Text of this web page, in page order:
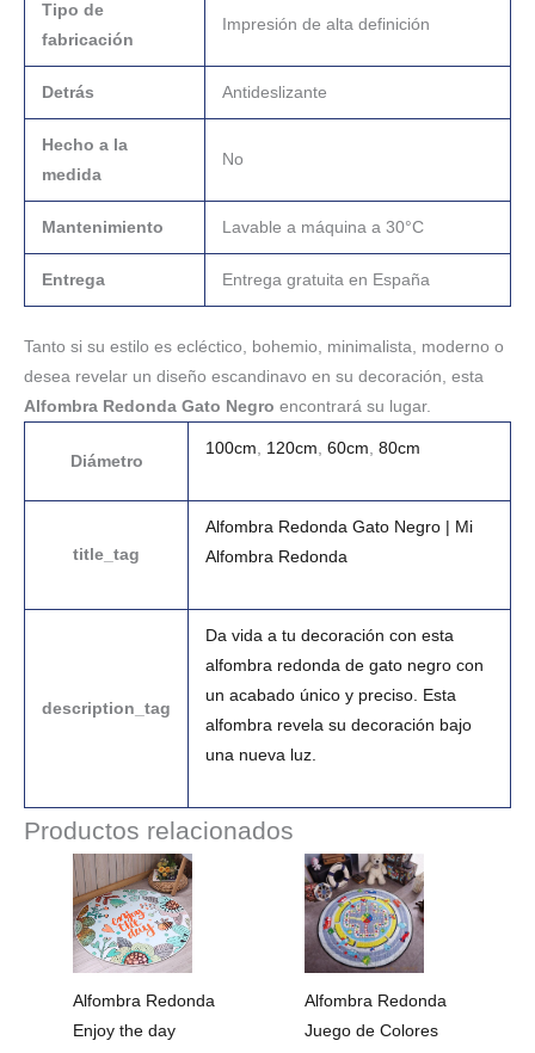
Tipo de
fabricación
Impresión de alta definición
Detrás Antideslizante
Hecho a la
medida
No
Mantenimiento Lavable a máquina a 30°C
Entrega Entrega gratuita en España
Tanto si su estilo es ecléctico, bohemio, minimalista, moderno o
desea revelar un diseño escandinavo en su decoración, esta
Alfombra Redonda Gato Negro encontrará su lugar.
Diámetro
100cm 120cm 60cm 80cm
title_tag
Alfombra Redonda Gato Negro | Mi
Alfombra Redonda
description_tag
Da vida a tu decoración con esta
alfombra redonda de gato negro con
un acabado único y preciso. Esta
alfombra revela su decoración bajo
una nueva luz.
Productos relacionados
Alfombra Redonda
Enjoy the day
Rango
de
precios:
desde
33.99€
hasta
78.99€
Alfombra Redonda
Juego de Colores